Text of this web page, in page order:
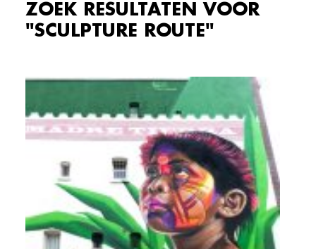
ZOEK RESULTATEN VOOR
"SCULPTURE ROUTE"